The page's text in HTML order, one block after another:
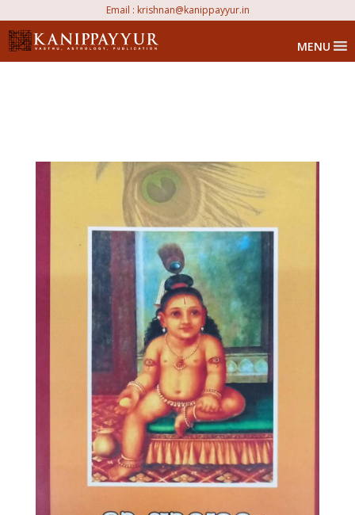
Email : krishnan@kanippayyur.in
MENU